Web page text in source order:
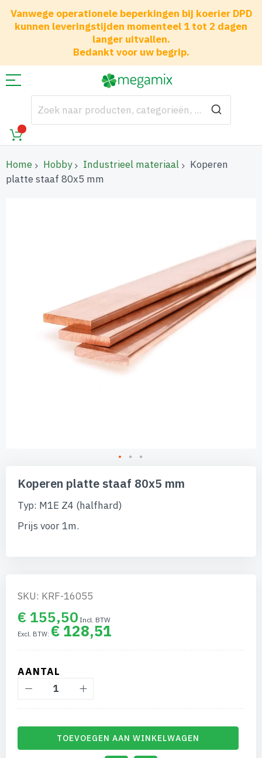
Vanwege operationele beperkingen bij koerier DPD
kunnen leveringstijden momenteel 1 tot 2 dagen
langer uitvallen.
Bedankt voor uw begrip.
Home Hobby Industrieel materiaal
Koperen
platte staaf 80x5 mm
naar
begin
afbeeldingen-
Koperen platte staaf 80x5 mm
Typ: M1E Z4 (halfhard)
Prijs voor 1m.
SKU: KRF-16055
€ 155,50
€ 128,51
AANTAL
TOEVOEGEN AAN WINKELWAGEN